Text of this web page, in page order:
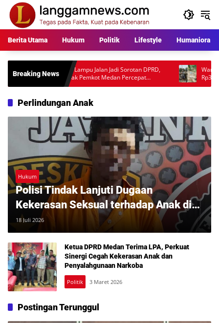
Langsung
konten
Berita Utama Hukum Politik Lifestyle Humaniora
Breaking News
Parkir dan Lampu Jalan Jadi Sorotan DPRD,
Fauzi Desak Pemkot Medan Percepat
Pembenahan
Warga
Rp397 Juta,
Desakan Audit
Perlindungan Anak
Hukum
Polisi Tindak Lanjuti Dugaan
Kekerasan Seksual terhadap Anak di
Batu Bara, Seorang Pria Diamankan
18 Juli 2026
Ketua DPRD Medan Terima LPA, Perkuat
Sinergi Cegah Kekerasan Anak dan
Penyalahgunaan Narkoba
Politik 3 Maret 2026
Postingan Terunggul